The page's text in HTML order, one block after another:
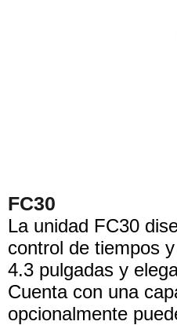
FC30
La unidad FC30
control de tiempos
4.3 pulgadas y
Cuenta con una
opcionalmente